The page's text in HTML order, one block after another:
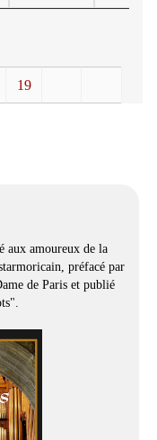
19
aux amoureux de la
préfacé par
de Paris et publié